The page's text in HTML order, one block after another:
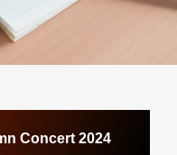
Concert 2024